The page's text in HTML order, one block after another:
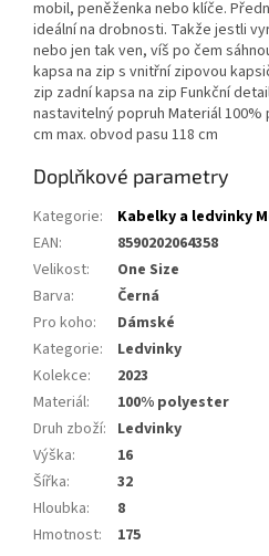
mobil, peněženka nebo klíče.
ideální na drobnosti. Takže jestli
nebo jen tak ven, víš po čem
kapsa na zip s vnitřní zipovou
zip zadní kapsa na zip Funkční
nastavitelný popruh Materiál 100%
cm max. obvod pasu 118 cm
Doplňkové parametry
Kategorie:
Kabelky a ledvinky
EAN:
8590202064358
Velikost:
One Size
Barva:
Černá
Pro koho:
Dámské
Kategorie:
Ledvinky
Kolekce:
2023
Materiál:
100% polyester
Druh zboží: Ledvinky
Výška:
16
Šířka:
32
Hloubka:
8
Hmotnost: 175